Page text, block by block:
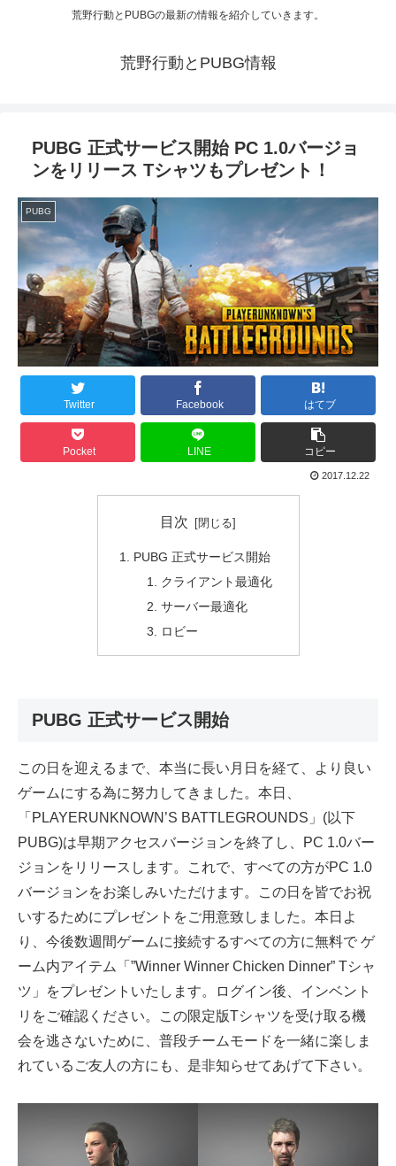
荒野行動とPUBGの最新の情報を紹介していきます。
荒野行動とPUBG情報
PUBG 正式サービス開始 PC 1.0バージョ
ンをリリース Tシャツもプレゼント！
PUBG
Twitter Facebook はてブ
Pocket LINE コピー
2017.12.22
目次
PUBG 正式サービス開始
クライアント最適化
サーバー最適化
ロビー
PUBG 正式サービス開始
この日を迎えるまで、本当に長い月日を経て、より良い
ゲームにする為に努力してきました。本日、
「PLAYERUNKNOWN’S BATTLEGROUNDS」(以下
PUBG)は早期アクセスバージョンを終了し、PC 1.0バー
ジョンをリリースします。これで、すべての方がPC 1.0
バージョンをお楽しみいただけます。この日を皆でお祝
いするためにプレゼントをご用意致しました。本日よ
り、今後数週間ゲームに接続するすべての方に無料で ゲ
ーム内アイテム「”Winner Winner Chicken Dinner” Tシャ
ツ」をプレゼントいたします。ログイン後、インベント
リをご確認ください。この限定版Tシャツを受け取る機
会を逃さないために、普段チームモードを一緒に楽しま
れているご友人の方にも、是非知らせてあげて下さい。